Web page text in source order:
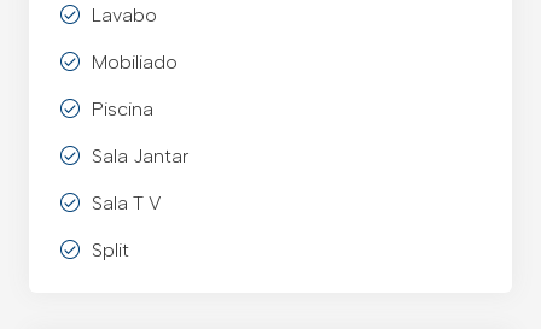
Lavabo
Mobiliado
Piscina
Sala Jantar
Sala T V
Split